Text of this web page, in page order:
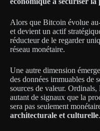
Alors que Bitcoin évolue
et devient un actif
réducteur de le regarder
réseau monétaire.
Une autre dimension
des données immuables de
sources de valeur.
autant de signaux que la
sera pas seulement
architecturale et culturelle.